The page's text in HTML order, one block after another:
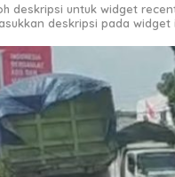
deskripsi untuk widget
deskripsi pada widget